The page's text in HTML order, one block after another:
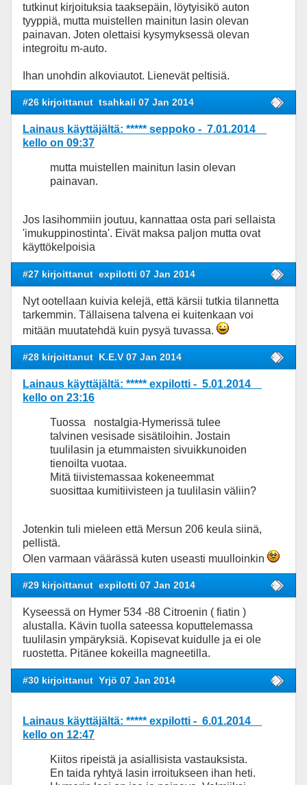
tutkinut kirjoituksia taaksepäin, löytyisikö auton
tyyppiä, mutta muistellen mainitun lasin olevan
painavan. Joten olettaisi kysymyksessä olevan
integroitu m-auto.
Ihan unohdin alkoviautot. Lienevät peltisiä.
#26 kirjoittanut tsahkali 07 Jan 2014
Lainaus käyttäjältä: ***** seppoko - 7.01.2014
kello on 09:37
mutta muistellen mainitun lasin olevan
painavan.
Jos lasihommiin joutuu, kannattaa osta pari sellaista
'imukuppinostinta'. Eivät maksa paljon mutta ovat
käyttökelpoisia
#27 kirjoittanut expilotti 07 Jan 2014
Nyt ootellaan kuivia kelejä, että kärsii tutkia tilannetta
tarkemmin. Tällaisena talvena ei kuitenkaan voi
mitään muutatehdä kuin pysyä tuvassa.
#28 kirjoittanut K.E.V 07 Jan 2014
Lainaus käyttäjältä: ***** expilotti - 5.01.2014
kello on 23:16
Tuossa nostalgia-Hymerissä tulee
talvinen vesisade sisätiloihin. Jostain
tuulilasin ja etummaisten sivuikkunoiden
tienoilta vuotaa.
Mitä tiivistemassaa kokeneemmat
suosittaa kumitiivisteen ja tuulilasin väliin?
Jotenkin tuli mieleen että Mersun 206 keula siinä,
pellistä.
Olen varmaan väärässä kuten useasti muulloinkin
#29 kirjoittanut expilotti 07 Jan 2014
Kyseessä on Hymer 534 -88 Citroenin ( fiatin )
alustalla. Kävin tuolla sateessa koputtelemassa
tuulilasin ympäryksiä. Kopisevat kuidulle ja ei ole
ruostetta. Pitänee kokeilla magneetilla.
#30 kirjoittanut Yrjö 07 Jan 2014
Lainaus käyttäjältä: ***** expilotti - 6.01.2014
kello on 12:47
Kiitos ripeistä ja asiallisista vastauksista.
En taida ryhtyä lasin irroitukseen ihan heti.